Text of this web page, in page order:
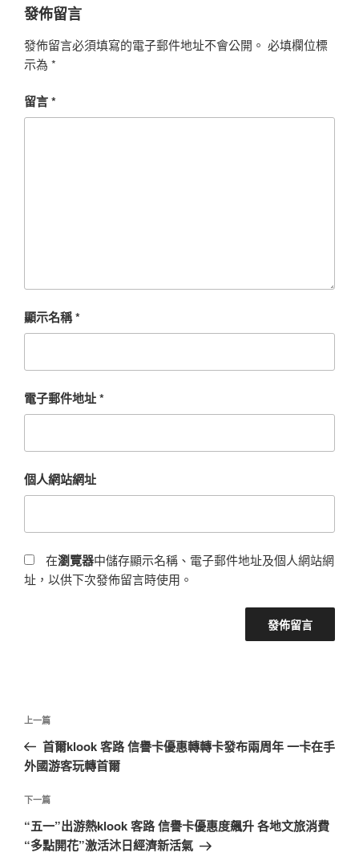
發佈留言
發佈留言必須填寫的電子郵件地址不會公開。 必填欄位標
示為 *
留言*
顯示名稱*
電子郵件地址*
個人網站網址
在瀏覽器中儲存顯示名稱、電子郵件地址及個人網站網
址，以供下次發佈留言時使用。
文
導
覽
上
一
篇
章
上一篇
首爾klook 客路 信譽卡優惠轉轉卡發布兩周年 一卡在手
外國游客玩轉首爾
下
一
篇
下一篇
“五一”出游熱klook 客路 信譽卡優惠度飆升 各地文旅消費
“多點開花”激活沐日經濟新活氣